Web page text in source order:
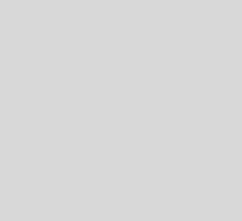
تعارض قوانین؛ مانع پنهان سنددار شدن بخش
طنین شعر عاشورایی در